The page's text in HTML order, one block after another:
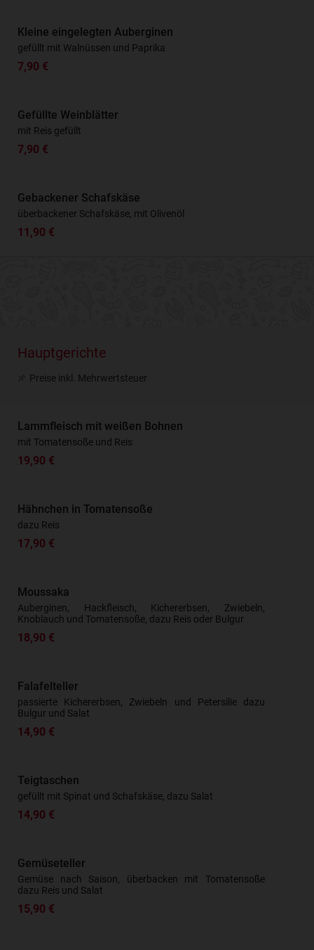
Kleine eingelegten Auberginen
gefüllt mit Walnüssen und Paprika
7,90 €
Gefüllte Weinblätter
mit Reis gefüllt
7,90 €
Gebackener Schafskäse
überbackener Schafskäse, mit Olivenöl
11,90 €
Hauptgerichte
Preise inkl. Mehrwertsteuer
Lammfleisch mit weißen Bohnen
mit Tomatensoße und Reis
19,90 €
Hähnchen in Tomatensoße
dazu Reis
17,90 €
Moussaka
Auberginen, Hackfleisch, Kichererbsen, Zwiebeln,
Knoblauch und Tomatensoße, dazu Reis oder Bulgur
18,90 €
Falafelteller
passierte Kichererbsen, Zwiebeln und Petersilie dazu
Bulgur und Salat
14,90 €
Teigtaschen
gefüllt mit Spinat und Schafskäse, dazu Salat
14,90 €
Gemüseteller
Gemüse nach Saison, überbacken mit Tomatensoße
dazu Reis und Salat
15,90 €